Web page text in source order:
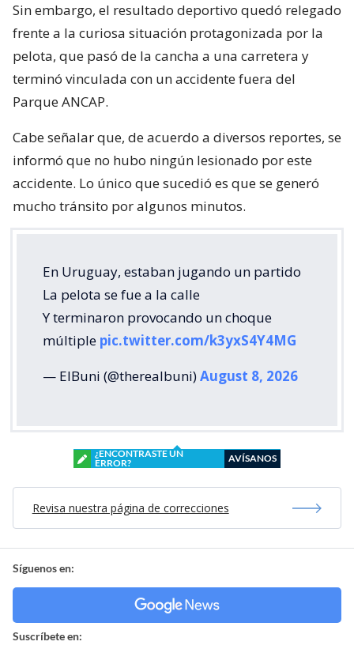
Sin embargo, el resultado deportivo quedó relegado
frente a la curiosa situación protagonizada por la
pelota, que pasó de la cancha a una carretera y
terminó vinculada con un accidente fuera del
Parque ANCAP.
Cabe señalar que, de acuerdo a diversos reportes, se
informó que no hubo ningún lesionado por este
accidente. Lo único que sucedió es que se generó
mucho tránsito por algunos minutos.
En Uruguay, estaban jugando un partido
La pelota se fue a la calle
Y terminaron provocando un choque
múltiple pic.twitter.com/k3yxS4Y4MG
— ElBuni (@therealbuni)August 8, 2026
¿ENCONTRASTE UN
ERROR?
AVÍSANOS
Revisa nuestra página de correcciones
Síguenos en:
Suscríbete en: